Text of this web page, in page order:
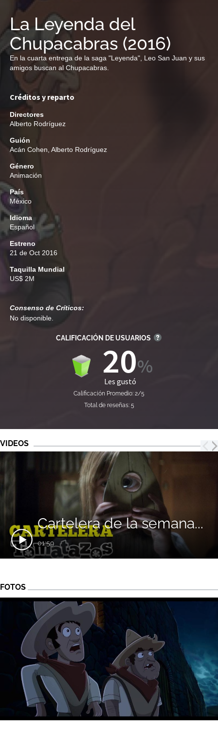
La Leyenda del
Chupacabras (2016)
En la cuarta entrega de la saga "Leyenda", Leo San Juan y sus
amigos buscan al Chupacabras.
Créditos y reparto
Directores
Alberto Rodríguez
Guión
Acán Cohen Alberto Rodríguez
Género
Animación
País
México
Idioma
Español
Estreno
21 de Oct 2016
Taquilla Mundial
US$ 2M
Consenso de Críticos:
No disponible.
CALIFICACIÓN DE USUARIOS
20
Les gustó
Calificación Promedio: 2/5
Total de reseñas: 5
VIDEOS
Cartelera de la semana...
01:59
FOTOS